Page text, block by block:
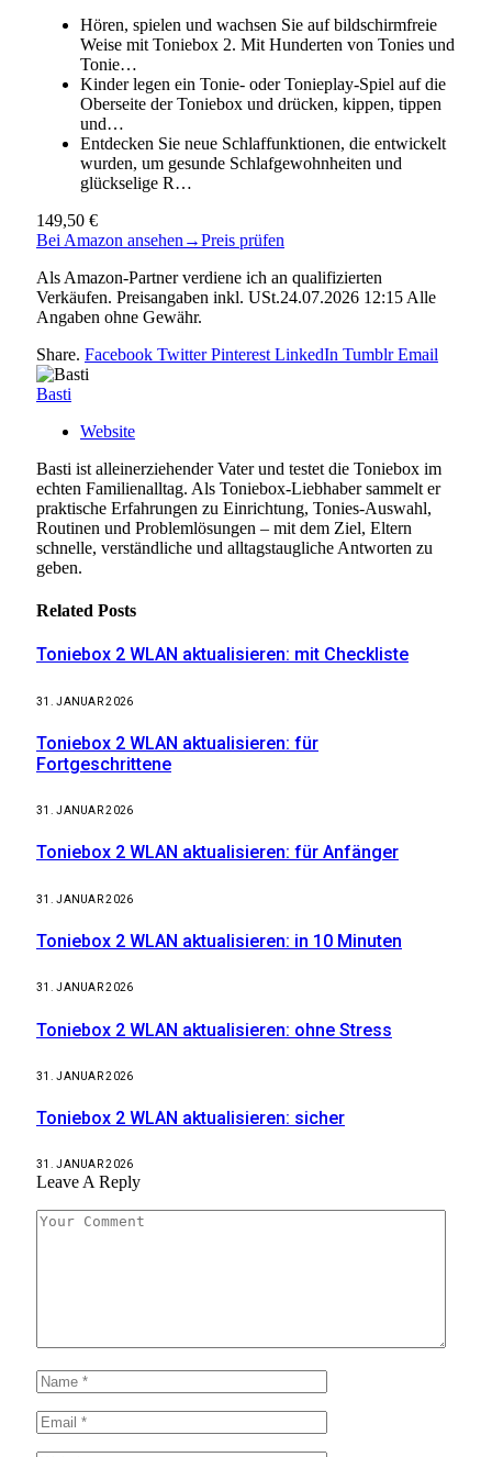
Hören, spielen und wachsen Sie auf bildschirmfreie
Weise mit Toniebox 2. Mit Hunderten von Tonies und
Tonie…
Kinder legen ein Tonie- oder Tonieplay-Spiel auf die
Oberseite der Toniebox und drücken, kippen, tippen
und…
Entdecken Sie neue Schlaffunktionen, die entwickelt
wurden, um gesunde Schlafgewohnheiten und
glückselige R…
149,50 €
Bei Amazon ansehen →Preis prüfen
Als Amazon-Partner verdiene ich an qualifizierten
Verkäufen. Preisangaben inkl. USt.24.07.2026 12:15 Alle
Angaben ohne Gewähr.
Share. Facebook Twitter Pinterest LinkedIn Tumblr Email
Basti
Website
Basti ist alleinerziehender Vater und testet die Toniebox im
echten Familienalltag. Als Toniebox-Liebhaber sammelt er
praktische Erfahrungen zu Einrichtung, Tonies-Auswahl,
Routinen und Problemlösungen – mit dem Ziel, Eltern
schnelle, verständliche und alltagstaugliche Antworten zu
geben.
Related Posts
Toniebox 2 WLAN aktualisieren: mit Checkliste
31. JANUAR 2026
Toniebox 2 WLAN aktualisieren: für
Fortgeschrittene
31. JANUAR 2026
Toniebox 2 WLAN aktualisieren: für Anfänger
31. JANUAR 2026
Toniebox 2 WLAN aktualisieren: in 10 Minuten
31. JANUAR 2026
Toniebox 2 WLAN aktualisieren: ohne Stress
31. JANUAR 2026
Toniebox 2 WLAN aktualisieren: sicher
31. JANUAR 2026
Leave A Reply